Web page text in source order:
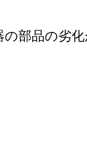
の部品の劣